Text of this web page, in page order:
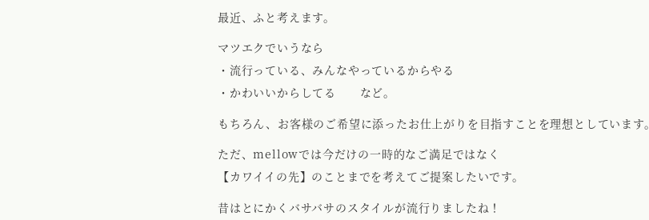
最近、ふと考えます。
マツエクでいうなら
・流行っている、みんなやっているからやる
・かわいいからしてる など。
もちろん、お客様のご希望に添ったお仕上がりを目指すことを理想としています。
ただ、mellowでは今だけの一時的なご満足ではなく
【カワイイの先】のことまでを考えてご提案したいです。
昔はとにかくバサバサのスタイルが流行りましたね！